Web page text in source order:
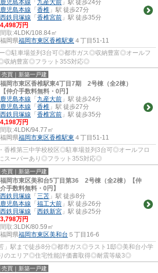
鹿児島本線 「 九産大前 」駅 徒歩24分
鹿児島本線 「 香椎 」駅 徒歩27分
西鉄貝塚線 「 香椎宮前 」駅 徒歩35分
4,498万円
間取:4LDK/108.84㎡
福岡県福岡市東区香椎駅東 ４丁目51-11
◎駐車場並列3台可◎都市ガス◎収納豊富◎オールフ
収納豊富◎フラット35S対応◎
売買｜新築一戸建
福岡市東区香椎駅東4丁目7期 2号棟（全2棟）
【仲介手数料無料・0円】
鹿児島本線 「 九産大前 」駅 徒歩24分
鹿児島本線 「 香椎 」駅 徒歩27分
西鉄貝塚線 「 香椎宮前 」駅 徒歩35分
4,198万円
間取:4LDK/94.77㎡
福岡県福岡市東区香椎駅東 ４丁目51-11
香椎第三中学校校区◎駐車場並列3台可◎オールフロ
スーパーあり◎フラット35S対応◎
売買｜新築一戸建
福岡市東区美和台5丁目第36 2号棟（全2棟）【仲
介手数料無料・0円】
西鉄貝塚線 「 三苫 」駅 徒歩8分
鹿児島本線 「 福工大前 」駅 徒歩26分
西鉄貝塚線 「 西鉄新宮 」駅 徒歩25分
3,798万円
間取:3LDK/80.59㎡
福岡県福岡市東区美和台 ５丁目16-6
」駅まで徒歩8分◎都市ガス◎ラスト1邸◎美和台小学
のエリア◎住宅性能評価書取得◎耐震等級3◎
売買｜新築一戸建